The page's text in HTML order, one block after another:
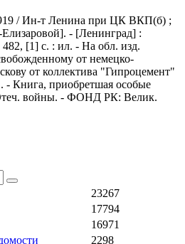
/ Ин-т Ленина при ЦК ВКП(б) ;
- [Ленинград] :
[1] с. : ил. - На обл. изд.
от немецко-
от коллектива "Гипроцемент"
- Книга, приобретшая особые
войны. - ФОНД РК: Велик.
23267
17794
16971
2298